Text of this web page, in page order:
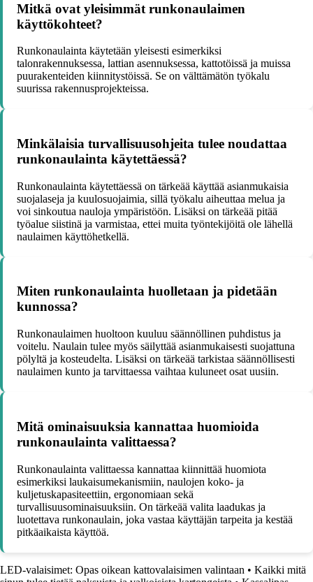
Mitkä ovat yleisimmät runkonaulaimen
käyttökohteet?
Runkonaulainta käytetään yleisesti esimerkiksi
talonrakennuksessa, lattian asennuksessa, kattotöissä ja muissa
puurakenteiden kiinnitystöissä. Se on välttämätön työkalu
suurissa rakennusprojekteissa.
Minkälaisia turvallisuusohjeita tulee noudattaa
runkonaulainta käytettäessä?
Runkonaulainta käytettäessä on tärkeää käyttää asianmukaisia
suojalaseja ja kuulosuojaimia, sillä työkalu aiheuttaa melua ja
voi sinkoutua nauloja ympäristöön. Lisäksi on tärkeää pitää
työalue siistinä ja varmistaa, ettei muita työntekijöitä ole lähellä
naulaimen käyttöhetkellä.
Miten runkonaulainta huolletaan ja pidetään
kunnossa?
Runkonaulaimen huoltoon kuuluu säännöllinen puhdistus ja
voitelu. Naulain tulee myös säilyttää asianmukaisesti suojattuna
pölyltä ja kosteudelta. Lisäksi on tärkeää tarkistaa säännöllisesti
naulaimen kunto ja tarvittaessa vaihtaa kuluneet osat uusiin.
Mitä ominaisuuksia kannattaa huomioida
runkonaulainta valittaessa?
Runkonaulainta valittaessa kannattaa kiinnittää huomiota
esimerkiksi laukaisumekanismiin, naulojen koko- ja
kuljetuskapasiteettiin, ergonomiaan sekä
turvallisuusominaisuuksiin. On tärkeää valita laadukas ja
luotettava runkonaulain, joka vastaa käyttäjän tarpeita ja kestää
pitkäaikaista käyttöä.
LED-valaisimet: Opas oikean kattovalaisimen valintaan • Kaikki mitä